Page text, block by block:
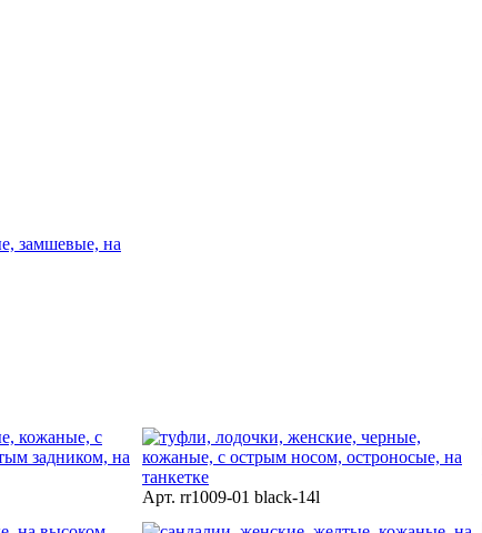
Арт. rr1009-01 black-14l